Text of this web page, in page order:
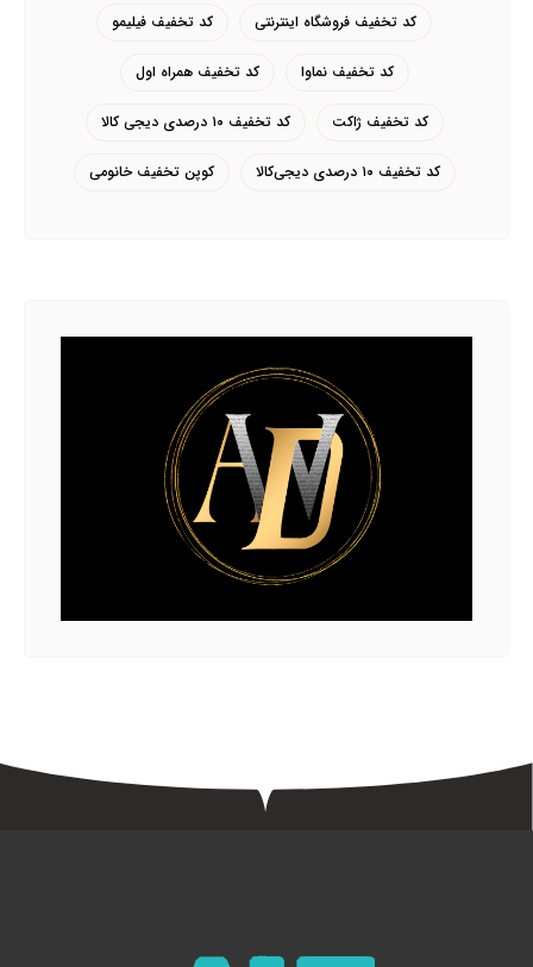
کد تخفیف فروشگاه اینترنتی کد تخفیف فیلیمو
کد تخفیف نماوا کد تخفیف همراه اول
کد تخفیف ژاکت کد تخفیف ۱۰ درصدی دیجی کالا
کد تخفیف ۱۰ درصدی دیجی‌کالا کوپن تخفیف خانومی